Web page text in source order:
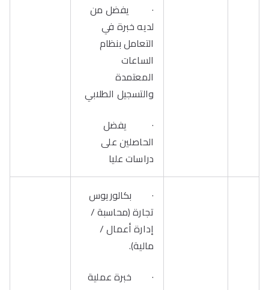
· يفضل من
لديه خبرة في
التعامل بنظام
الساعات
المعتمدة
والتسجيل الطلابي
· يفضل
الحاصلين على
دراسات عليا
· بكالوريوس
تجارة (محاسبة /
إدارة أعمال /
مالية).
· خبرة عملية